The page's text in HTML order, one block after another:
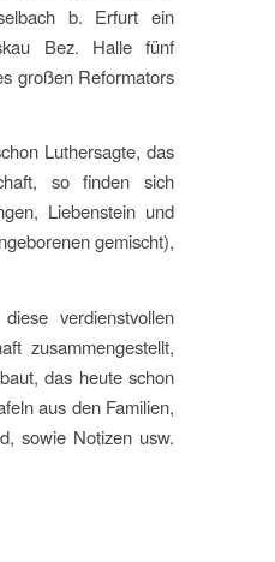
b. Erfurt ein
Bez. Halle fünf
großen Reformators
Luthersagte, das
so finden sich
Liebenstein und
gemischt),
verdienstvollen
zusammengestellt,
das heute schon
aus den Familien,
sowie Notizen usw.